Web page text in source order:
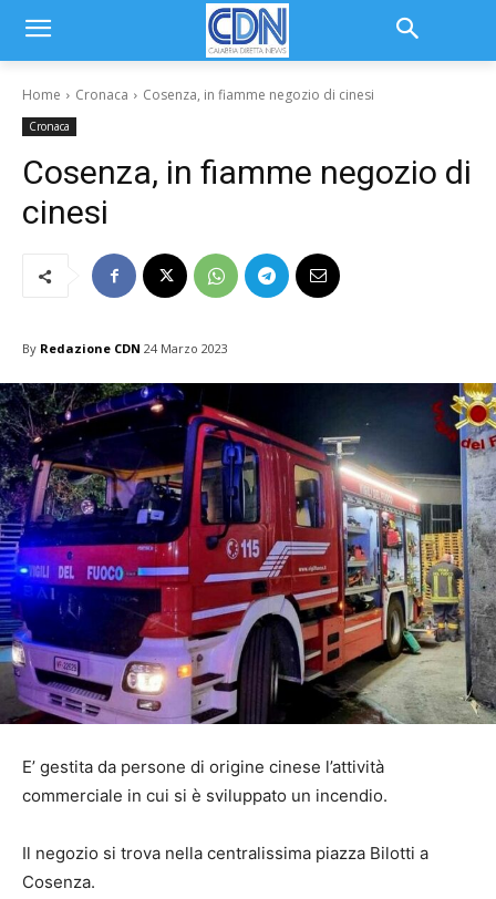
Home Cronaca Cosenza, in fiamme negozio di cinesi
Cronaca
Cosenza, in fiamme negozio di
cinesi
By Redazione CDN 24 Marzo 2023
E’ gestita da persone di origine cinese l’attività
commerciale in cui si è sviluppato un incendio.
Il negozio si trova nella centralissima piazza Bilotti a
Cosenza.